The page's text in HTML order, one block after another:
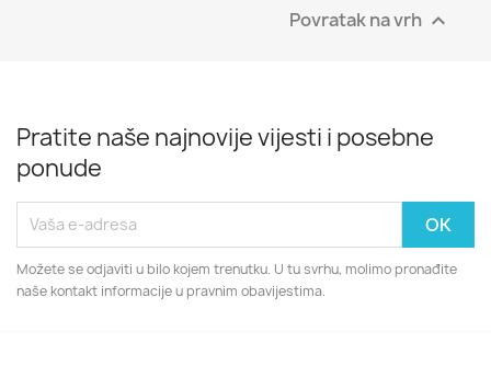
Povratak na vrh 
Pratite naše najnovije vijesti i posebne
ponude
Možete se odjaviti u bilo kojem trenutku. U tu svrhu, molimo pronađite
naše kontakt informacije u pravnim obavijestima.